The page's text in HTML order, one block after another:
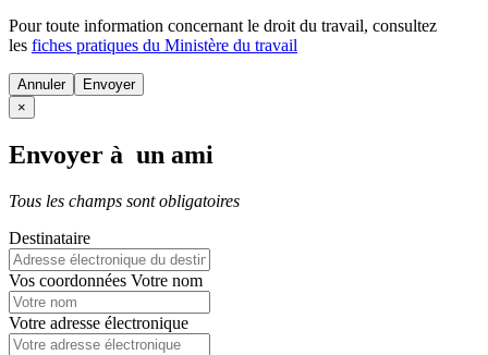
Pour toute information concernant le droit du travail, consultez
les fiches pratiques du Ministère du travail
Annuler
×
Envoyer à un ami
Tous les champs sont obligatoires
Destinataire
Vos coordonnées Votre nom
Votre adresse électronique